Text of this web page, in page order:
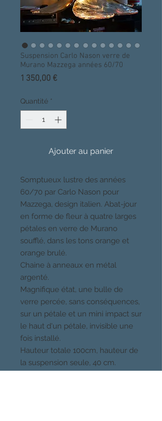
Suspension Carlo Nason verre de
Murano Mazzega années 60/70
1 350,00 €Prix
Quantité *
Ajouter au panier
Somptueux lustre des années
60/70 par Carlo Nason pour
Mazzega, design italien. Abat-jour
en forme de fleur à quatre larges
pétales en verre de Murano
soufflé, dans les tons orange et
orange brulé.
Chaine à anneaux en métal
argenté.
Magnifique état, une bulle de
verre percée, sans conséquences,
sur un pétale et un mini impact sur
le haut d'un pétale, invisible une
fois installé.
Hauteur totale 100cm, hauteur de
la suspension seule, 40 cm.